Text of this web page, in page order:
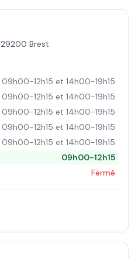
29200 Brest
09h00-12h15 et 14h00-19h15
09h00-12h15 et 14h00-19h15
09h00-12h15 et 14h00-19h15
09h00-12h15 et 14h00-19h15
09h00-12h15 et 14h00-19h15
09h00-12h15
Fermé